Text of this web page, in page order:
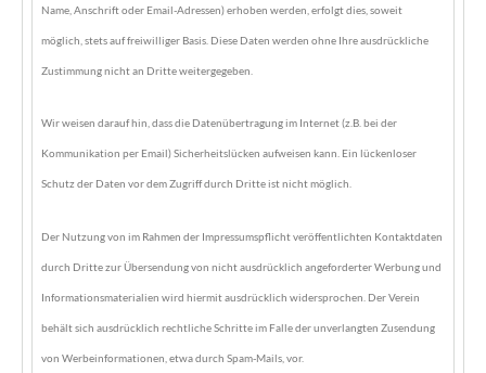
Name, Anschrift oder Email-Adressen) erhoben werden, erfolgt dies, soweit
möglich, stets auf freiwilliger Basis. Diese Daten werden ohne Ihre ausdrückliche
Zustimmung nicht an Dritte weitergegeben.
Wir weisen darauf hin, dass die Datenübertragung im Internet (z.B. bei der
Kommunikation per Email) Sicherheitslücken aufweisen kann. Ein lückenloser
Schutz der Daten vor dem Zugriff durch Dritte ist nicht möglich.
Der Nutzung von im Rahmen der Impressumspflicht veröffentlichten Kontaktdaten
durch Dritte zur Übersendung von nicht ausdrücklich angeforderter Werbung und
Informationsmaterialien wird hiermit ausdrücklich widersprochen. Der Verein
behält sich ausdrücklich rechtliche Schritte im Falle der unverlangten Zusendung
von Werbeinformationen, etwa durch Spam-Mails, vor.